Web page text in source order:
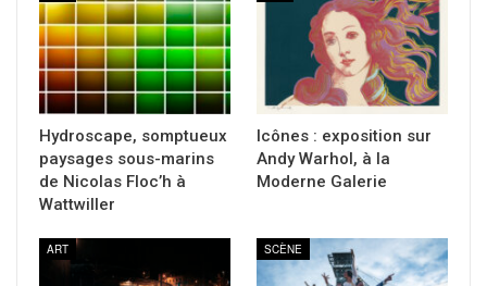
Hydroscape, somptueux
paysages sous-marins
de Nicolas Floc’h à
Wattwiller
Icônes : exposition sur
Andy Warhol, à la
Moderne Galerie
ART SCÈNE